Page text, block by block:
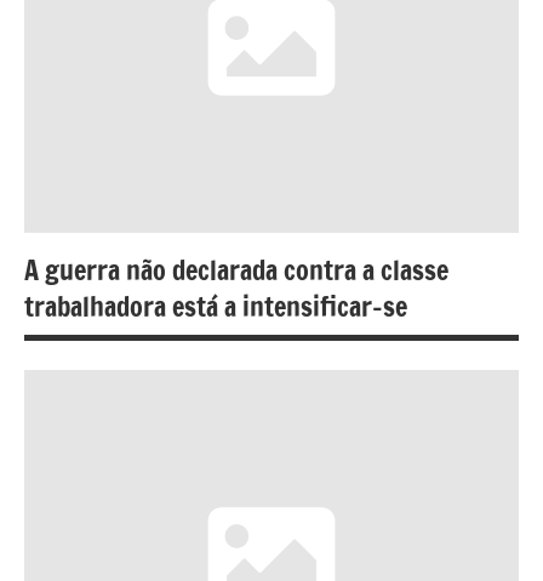
A guerra não declarada contra a classe
trabalhadora está a intensificar-se